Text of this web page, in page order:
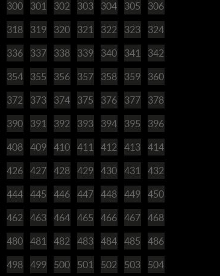
300 301 302 303 304 305 306
318 319 320 321 322 323 324
336 337 338 339 340 341 342
354 355 356 357 358 359 360
372 373 374 375 376 377 378
390 391 392 393 394 395 396
408 409 410 411 412 413 414
426 427 428 429 430 431 432
444 445 446 447 448 449 450
462 463 464 465 466 467 468
480 481 482 483 484 485 486
498 499 500 501 502 503 504